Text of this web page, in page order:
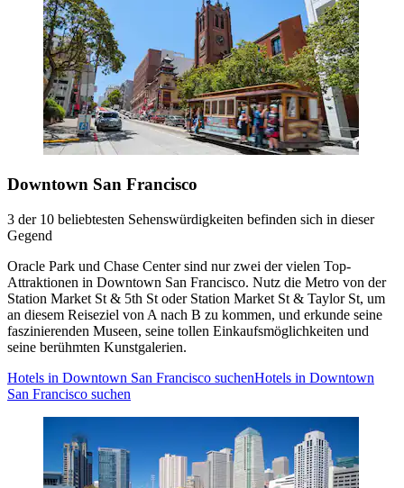
Downtown San Francisco
3 der 10 beliebtesten Sehenswürdigkeiten befinden sich in dieser
Gegend
Oracle Park und Chase Center sind nur zwei der vielen Top-
Attraktionen in Downtown San Francisco. Nutz die Metro von der
Station Market St & 5th St oder Station Market St & Taylor St, um
an diesem Reiseziel von A nach B zu kommen, und erkunde seine
faszinierenden Museen, seine tollen Einkaufsmöglichkeiten und
seine berühmten Kunstgalerien.
Hotels in Downtown San Francisco suchenHotels in Downtown
San Francisco suchen